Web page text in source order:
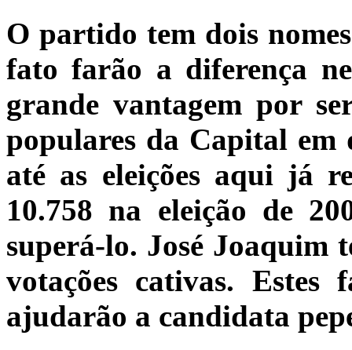
O partido tem dois
fato farão a diferença
grande vantagem por
populares da Capital em
até as eleições aqui já
10.758 na eleição de
superá-lo. José Joaquim
votações cativas. Estes
ajudarão a candidata